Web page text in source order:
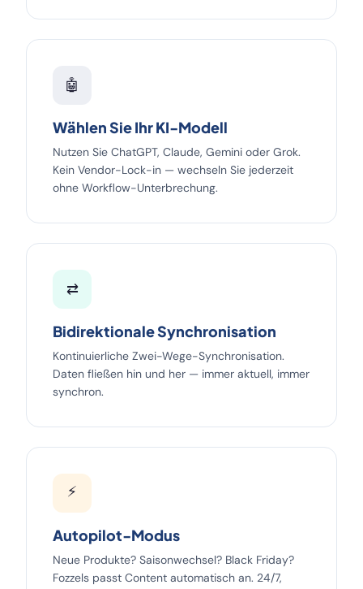
🤖
Wählen Sie Ihr KI-Modell
Nutzen Sie ChatGPT, Claude, Gemini oder Grok.
Kein Vendor-Lock-in — wechseln Sie jederzeit
ohne Workflow-Unterbrechung.
⇄
Bidirektionale Synchronisation
Kontinuierliche Zwei-Wege-Synchronisation.
Daten fließen hin und her — immer aktuell, immer
synchron.
⚡
Autopilot-Modus
Neue Produkte? Saisonwechsel? Black Friday?
Fozzels passt Content automatisch an. 24/7,